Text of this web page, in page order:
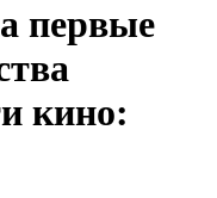
первые
кино: